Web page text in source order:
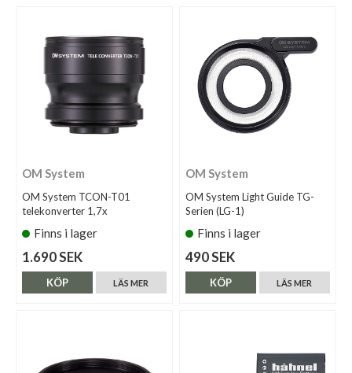
OM System
OM System TCON-T01
telekonverter 1,7x
Finns i lager
1.690 SEK
LÄS MER
KÖP
OM System
OM System Light Guide TG-
Serien (LG-1)
Finns i lager
490 SEK
LÄS MER
KÖP